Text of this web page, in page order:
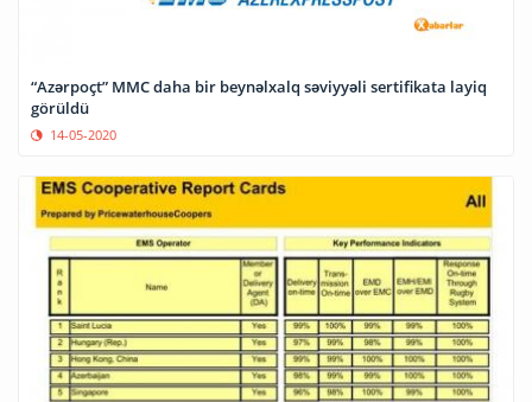
“Azərpoçt” MMC daha bir beynəlxalq səviyyəli sertifikata layiq
görüldü
14-05-2020